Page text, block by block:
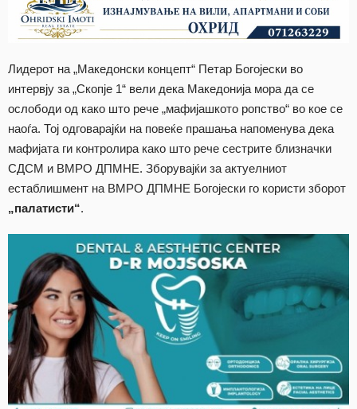
Лидерот на „Македонски концепт“ Петар Богојески во
интервју за „Скопје 1“ вели дека Македонија мора да се
ослободи од како што рече „мафијашкото ропство“ во кое се
наоѓа. Тој одговарајќи на повеќе прашања напоменува дека
мафијата ги контролира како што рече сестрите близначки
СДСМ и ВМРО ДПМНЕ. Зборувајќи за актуелниот
естаблишмент на ВМРО ДПМНЕ Богојески го користи зборот
„палатисти“.